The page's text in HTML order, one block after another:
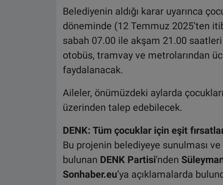
Belediyenin aldığı karar uyarınca
döneminde (12 Temmuz 2025’ten
sabah 07.00 ile akşam 21.00
otobüs, tramvay ve metrolarından
faydalanacak.
Aileler, önümüzdeki aylarda
üzerinden talep edebilecek.
DENK: Tüm çocuklar için eşit
Bu projenin belediyeye sunulması
bulunan DENK Partisi'nden
Sonhaber.eu’ya açıklamalarda